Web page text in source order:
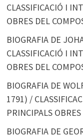
CLASSIFICACIÓ I
OBRES DEL
BIOGRAFIA DE
CLASSIFICACIÓ I
OBRES DEL
BIOGRAFIA DE
1791) /
PRINCIPALS
BIOGRAFIA DE